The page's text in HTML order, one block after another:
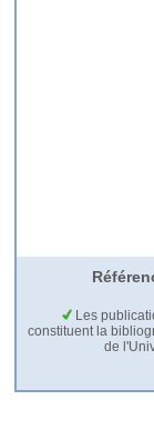
Les
constituent la
de